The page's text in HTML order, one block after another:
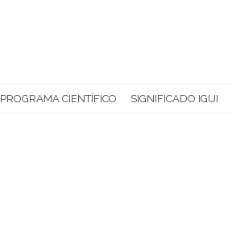
PROGRAMA CIENTÍFICO SIGNIFICADO IGUI